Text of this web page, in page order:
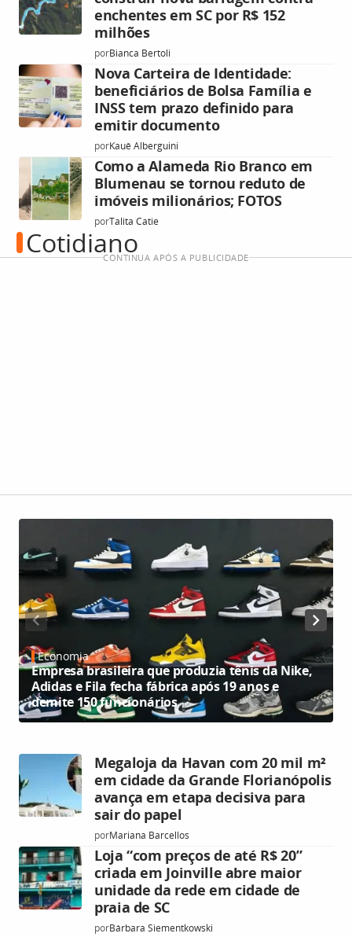
Cotidiano
enchentes em SC por R$ 152
milhões
porBianca Bertoli
Nova Carteira de Identidade:
beneficiários de Bolsa Família e
INSS tem prazo definido para
emitir documento
porKauê Alberguini
Como a Alameda Rio Branco em
Blumenau se tornou reduto de
imóveis milionários; FOTOS
porTalita Catie
CONTINUA APÓS A PUBLICIDADE
Megaloja da Havan com 20 mil m²
em cidade da Grande Florianópolis
avança em etapa decisiva para
sair do papel
porMariana Barcellos
Loja “com preços de até R$ 20”
criada em Joinville abre maior
unidade da rede em cidade de
praia de SC
porBárbara Siementkowski
Economia
Empresa brasileira que produzia tênis da Nike,
Adidas e Fila fecha fábrica após 19 anos e
demite 150 funcionários